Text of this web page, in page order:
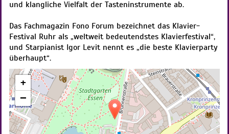
und klangliche Vielfalt der Tasteninstrumente ab.
Das Fachmagazin Fono Forum bezeichnet das Klavier-
Festival Ruhr als „weltweit bedeutendstes Klavierfestival“,
und Starpianist Igor Levit nennt es „die beste Klavierparty
überhaupt“.
+
−